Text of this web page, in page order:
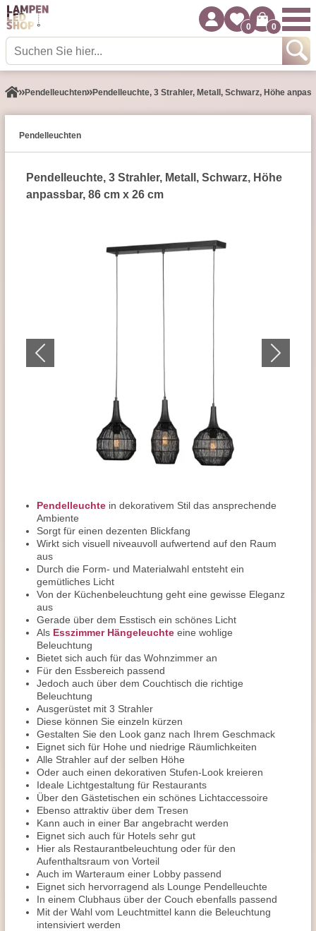
0 0
Pendel­leuchten Pendelleuchte, 3 Strahler, Metall, Schwarz, Höhe
Pendel­leuchten
Pendelleuchte, 3 Strahler, Metall, Schwarz, Höhe
anpassbar, 86 cm x 26 cm
Pendelleuchte in dekorativem Stil das ansprechende
Ambiente
Sorgt für einen dezenten Blickfang
Wirkt sich visuell niveauvoll aufwertend auf den Raum
aus
Durch die Form- und Materialwahl entsteht ein
gemütliches Licht
Von der Küchenbeleuchtung geht eine gewisse Eleganz
aus
Gerade über dem Esstisch ein schönes Licht
Als Esszimmer Hängeleuchte eine wohlige
Beleuchtung
Bietet sich auch für das Wohnzimmer an
Für den Essbereich passend
Jedoch auch über dem Couchtisch die richtige
Beleuchtung
Ausgerüstet mit 3 Strahler
Diese können Sie einzeln kürzen
Gestalten Sie den Look ganz nach Ihrem Geschmack
Eignet sich für Hohe und niedrige Räumlichkeiten
Alle Strahler auf der selben Höhe
Oder auch einen dekorativen Stufen-Look kreieren
Ideale Lichtgestaltung für Restaurants
Über den Gästetischen ein schönes Lichtaccessoire
Ebenso attraktiv über dem Tresen
Kann auch in einer Bar angebracht werden
Eignet sich auch für Hotels sehr gut
Hier als Restaurantbeleuchtung oder für den
Aufenthaltsraum von Vorteil
Auch im Warteraum einer Lobby passend
Eignet sich hervorragend als Lounge Pendelleuchte
In einem Clubhaus über der Couch ebenfalls passend
Mit der Wahl vom Leuchtmittel kann die Beleuchtung
intensiviert werden